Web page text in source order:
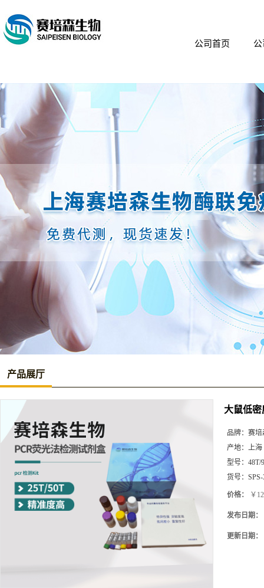
公司首页
产品展厅
大鼠低
品牌： 赛培
产地： 上海
型号： 48T/
货号：
价格： ￥
发布日期：
更新日期：